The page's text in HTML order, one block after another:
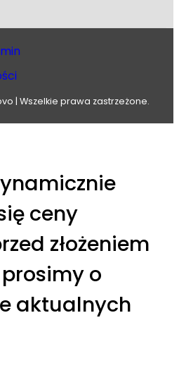
| Wszelkie prawa zastrzeżone.
ceny
złożeniem
o
aktualnych